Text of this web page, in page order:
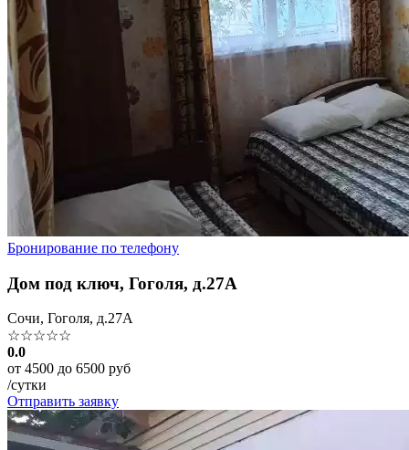
Бронирование по телефону
Дом под ключ, Гоголя, д.27А
Сочи, Гоголя, д.27А
☆☆☆☆☆
0.0
от 4500 до 6500 руб
/сутки
Отправить заявку